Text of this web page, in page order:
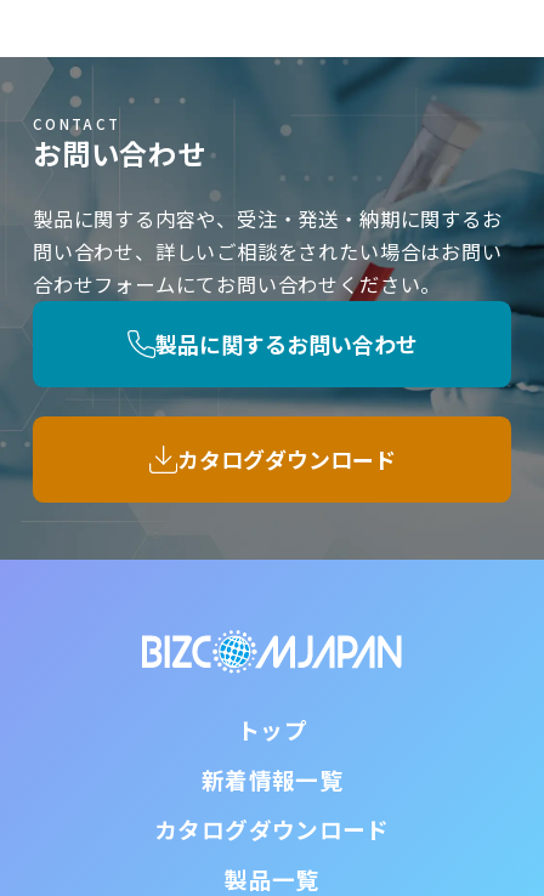
CONTACT
お問い合わせ
製品に関する内容や、受注・発送・納期に関するお
問い合わせ、詳しいご相談をされたい場合はお問い
合わせフォームにてお問い合わせください。
製品に関するお問い合わせ
カタログダウンロード
トップ
新着情報一覧
カタログダウンロード
製品一覧